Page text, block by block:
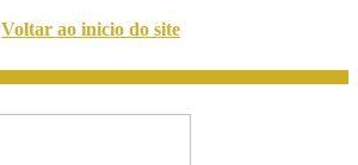
Voltar ao inicio do site